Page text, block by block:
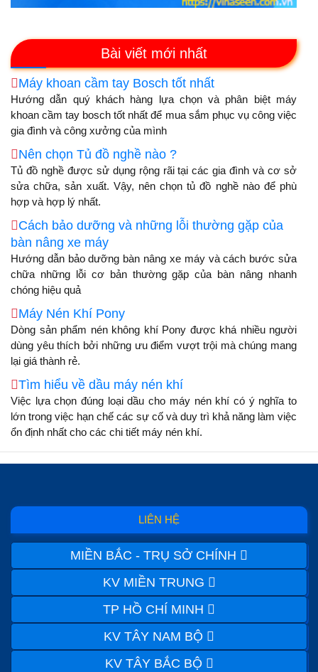
Bài viết mới nhất
Máy khoan cầm tay Bosch tốt nhất
Hướng dẫn quý khách hàng lựa chọn và phân biệt máy
khoan cầm tay bosch tốt nhất để mua sắm phục vụ công việc
gia đình và công xưởng của mình
Nên chọn Tủ đồ nghề nào ?
Tủ đồ nghề được sử dụng rộng rãi tại các gia đình và cơ sở
sửa chữa, sản xuất. Vậy, nên chọn tủ đồ nghề nào để phù
hợp và hợp lý nhất.
Cách bảo dưỡng và những lỗi thường gặp của
bàn nâng xe máy
Hướng dẫn bảo dưỡng bàn nâng xe máy và cách bước sửa
chữa những lỗi cơ bản thường gặp của bàn nâng nhanh
chóng hiệu quả
Máy Nén Khí Pony
Dòng sản phẩm nén không khí Pony được khá nhiều người
dùng yêu thích bởi những ưu điểm vượt trội mà chúng mang
lại giá thành rẻ.
Tìm hiểu về dầu máy nén khí
Việc lựa chọn đúng loại dầu cho máy nén khí có ý nghĩa to
lớn trong việc hạn chế các sự cố và duy trì khả năng làm việc
ổn định nhất cho các chi tiết máy nén khí.
LIÊN HỆ
MIỀN BẮC - TRỤ SỞ CHÍNH
KV MIỀN TRUNG
TP HỒ CHÍ MINH
KV TÂY NAM BỘ
KV TÂY BẮC BỘ